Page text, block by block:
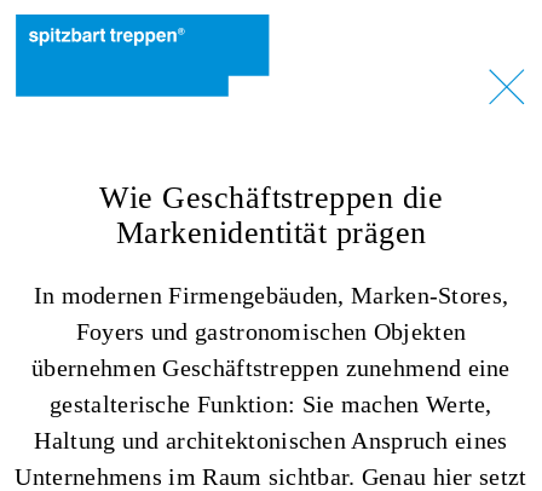
Wie Geschäftstreppen die
Markenidentität prägen
In modernen Firmengebäuden, Marken-Stores,
Foyers und gastronomischen Objekten
übernehmen Geschäftstreppen zunehmend eine
gestalterische Funktion: Sie machen Werte,
Haltung und architektonischen Anspruch eines
Unternehmens im Raum sichtbar. Genau hier setzt